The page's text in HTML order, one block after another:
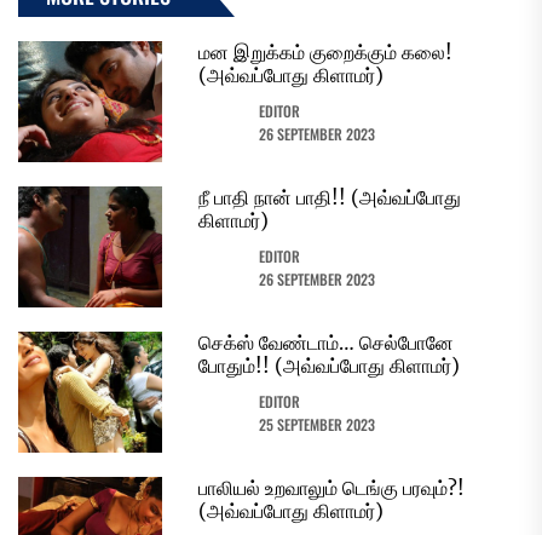
மன இறுக்கம் குறைக்கும் கலை!
(அவ்வப்போது கிளாமர்)
EDITOR
26 SEPTEMBER 2023
நீ பாதி நான் பாதி!! (அவ்வப்போது
கிளாமர்)
EDITOR
26 SEPTEMBER 2023
செக்ஸ் வேண்டாம்… செல்போனே
போதும்!! (அவ்வப்போது கிளாமர்)
EDITOR
25 SEPTEMBER 2023
பாலியல் உறவாலும் டெங்கு பரவும்?!
(அவ்வப்போது கிளாமர்)